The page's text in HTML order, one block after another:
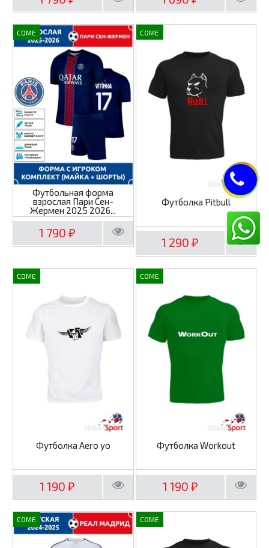
COME
Футбольная форма
взрослая Пари Сен-
Жермен 2025 2026...
1 790₽
COME
Футболка Pitbull
1 290₽
COME
Футболка Aero yo
1 190₽
COME
Футболка Workout
1 190 ₽
COME COME